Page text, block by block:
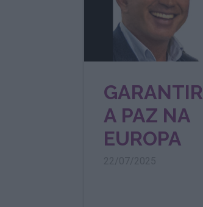
GARANTIR
A PAZ NA
EUROPA